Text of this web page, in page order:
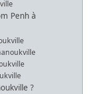
Penh à
?